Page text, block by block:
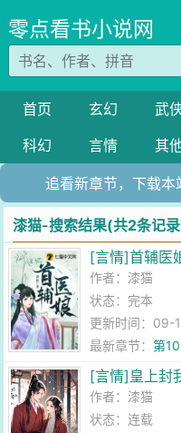
零点看书小说网
首页 玄幻 武
科幻
言情 其
追看新章节，下载
漆猫-搜索结果(共2条记
[言情]首辅医
作者： 漆猫
状态：完本
更新时间：09-
最新章节：第
[言情]皇上封
作者： 漆猫
状态：连载